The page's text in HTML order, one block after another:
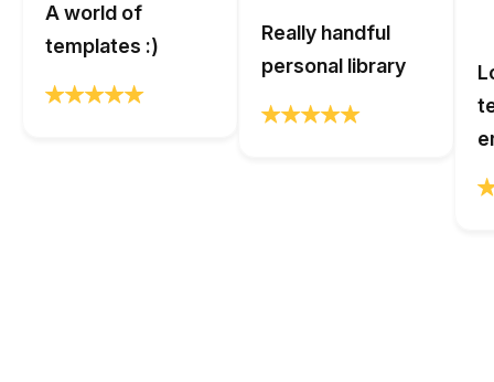
A world of
templates :)
Really handful
personal library